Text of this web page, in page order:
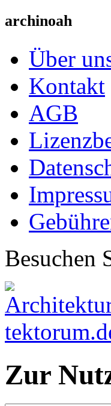
archinoah
Über
Kontakt
AGB
Besuchen
Zur